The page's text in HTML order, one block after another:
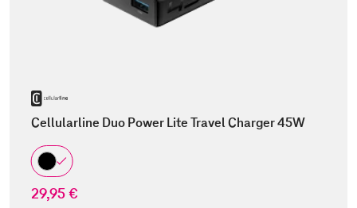
Cellularline Duo Power Lite Travel Charger 45W
29,95 €